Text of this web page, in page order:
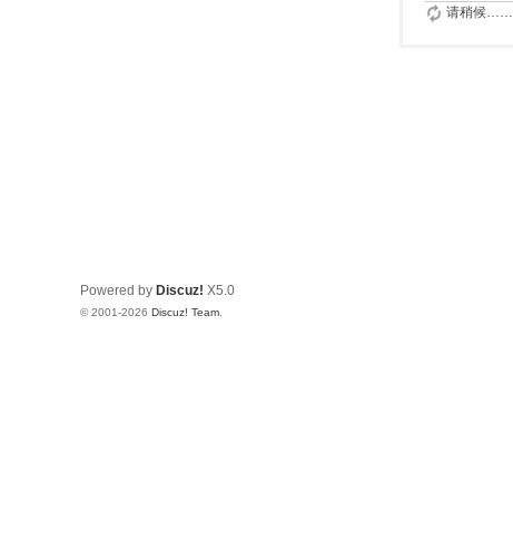
请稍候……
Powered by Discuz! X5.0
© 2001-2026 Discuz! Team